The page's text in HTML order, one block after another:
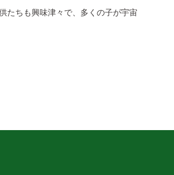
たちも興味津々で、多くの子が宇宙